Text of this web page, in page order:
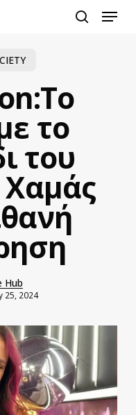
Menu
το
του
Χαμάς
Hub
25, 2024